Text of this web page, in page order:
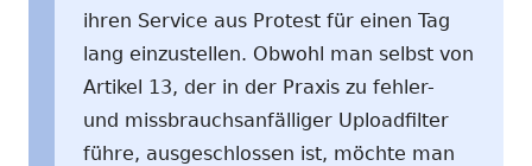
ihren Service aus Protest für einen Tag
lang einzustellen. Obwohl man selbst von
Artikel 13, der in der Praxis zu fehler-
und missbrauchsanfälliger Uploadfilter
führe, ausgeschlossen ist, möchte man